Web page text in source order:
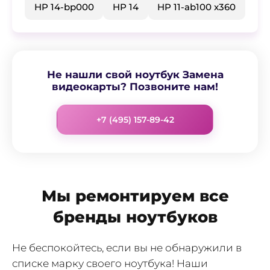
HP 14-bp000 HP 14 HP 11-ab100 x360
Не нашли свой ноутбук Замена
видеокарты? Позвоните нам!
+7 (495) 157-89-42
Мы ремонтируем все
бренды ноутбуков
Не беспокойтесь, если вы не обнаружили в
списке марку своего ноутбука! Наши